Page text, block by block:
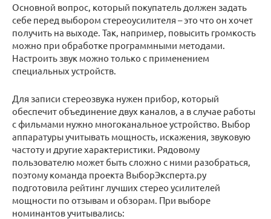
Основной вопрос, который покупатель должен задать
себе перед выбором стереоусилителя – это что он хочет
получить на выходе. Так, например, повысить громкость
можно при обработке программными методами.
Настроить звук можно только с применением
специальных устройств.
Для записи стереозвука нужен прибор, который
обеспечит объединение двух каналов, а в случае работы
с фильмами нужно многоканальное устройство. Выбор
аппаратуры учитывать мощность, искажения, звуковую
частоту и другие характеристики. Рядовому
пользователю может быть сложно с ними разобраться,
поэтому команда проекта ВыборЭксперта.ру
подготовила рейтинг лучших стерео усилителей
мощности по отзывам и обзорам. При выборе
номинантов учитывались: